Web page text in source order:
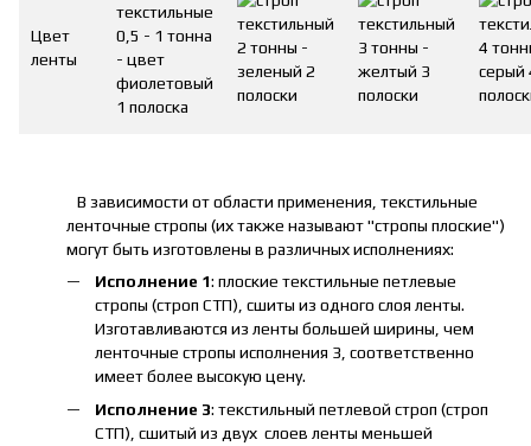
Цвет
ленты
В зависимости от области применения, текстильные
ленточные стропы (их также называют "стропы плоские")
могут быть изготовлены в различных исполнениях:
Исполнение 1: плоские текстильные петлевые
стропы (строп СТП), сшиты из одного слоя ленты.
Изготавливаются из ленты большей ширины, чем
ленточные стропы исполнения 3, соответственно
имеет более высокую цену.
Исполнение 3: текстильный петлевой строп (строп
СТП), сшитый из двух слоев ленты меньшей